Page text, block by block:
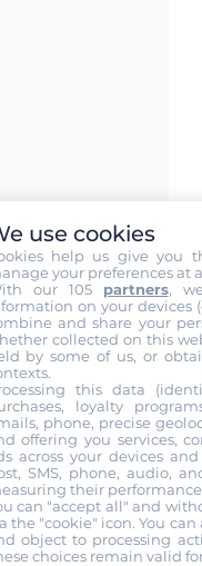
use cookies
help us give you
your preferences at
our 105 partners,
on your devices
and share your
collected on this
by some of us, or
this data
loyalty
phone, precise
offering you services,
across your devices
SMS, phone, audio,
their
can "accept all" and
the "cookie" icon. You
object to processing
choices remain valid